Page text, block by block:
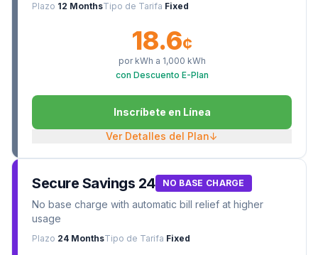
Plazo 12 MonthsTipo de Tarifa Fixed
18.6¢
por kWh a 1,000 kWh
con Descuento E-Plan
Inscríbete en Línea
Ver Detalles del Plan↓
Secure Savings 24 NO BASE CHARGE
No base charge with automatic bill relief at higher
usage
Plazo 24 MonthsTipo de Tarifa Fixed